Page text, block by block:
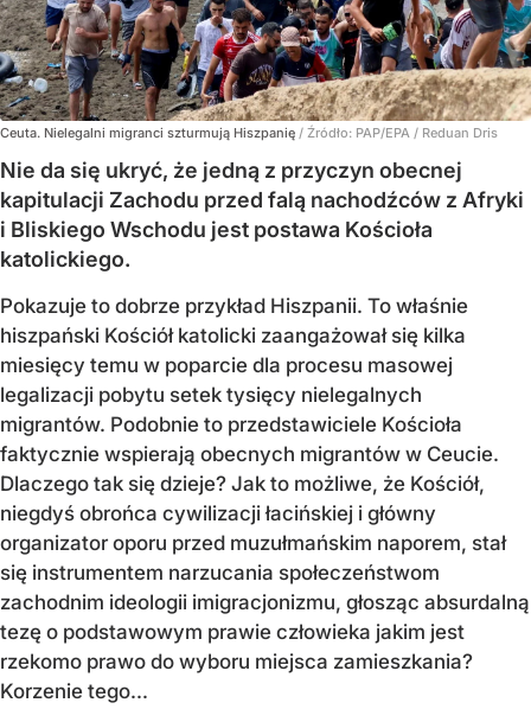
Ceuta. Nielegalni migranci szturmują Hiszpanię / Źródło: PAP/EPA / Reduan Dris
Nie da się ukryć, że jedną z przyczyn obecnej
kapitulacji Zachodu przed falą nachodźców z Afryki
i Bliskiego Wschodu jest postawa Kościoła
katolickiego.
Pokazuje to dobrze przykład Hiszpanii. To właśnie
hiszpański Kościół katolicki zaangażował się kilka
miesięcy temu w poparcie dla procesu masowej
legalizacji pobytu setek tysięcy nielegalnych
migrantów. Podobnie to przedstawiciele Kościoła
faktycznie wspierają obecnych migrantów w Ceucie.
Dlaczego tak się dzieje? Jak to możliwe, że Kościół,
niegdyś obrońca cywilizacji łacińskiej i główny
organizator oporu przed muzułmańskim naporem, stał
się instrumentem narzucania społeczeństwom
zachodnim ideologii imigracjonizmu, głosząc absurdalną
tezę o podstawowym prawie człowieka jakim jest
rzekomo prawo do wyboru miejsca zamieszkania?
Korzenie tego...